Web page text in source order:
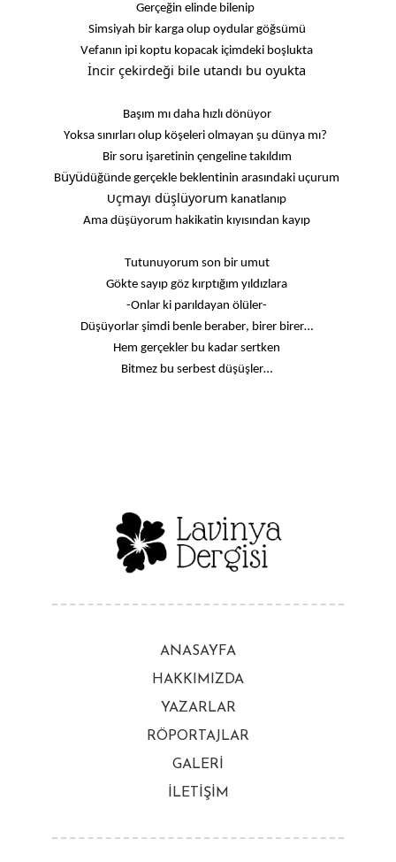
Gerçeğin elinde bilenip
Simsiyah bir karga olup oydu lar göğsümü
Vefanın ipi koptu kopacak içimdeki boşlukta
İncir çekirdeği bile utandı bu oyukta
Başım mı daha hızlı dönüyor
Yoksa sınırları olup köşeleri olmayan şu dünya mı?
Bir soru işaretinin çengeline takıldım
Büyüdüğünde gerçekle beklentinin arasındaki uçurum
Uçmayı düşlüyorum kanatlanıp
Ama düşüyorum hakikatin kıyısından kayıp
Tutunuyorum son bir umut
Gökte sayıp göz kırptığım yıldızlara
-Onlar ki parıldayan ölüler-
Düşüyorlar şimdi benle beraber, birer birer…
Hem gerçekler bu kadar sertken
Bitmez bu serbest düşüşler…
ANASAYFA
HAKKIMIZDA
YAZARLAR
RÖPORTAJLAR
GALERİ
İLETİŞİM